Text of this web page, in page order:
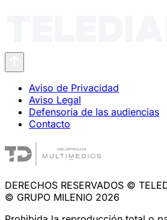
Aviso de Privacidad
Aviso Legal
Defensoría de las audiencias
Contacto
DERECHOS RESERVADOS ©
© GRUPO MILENIO 2026